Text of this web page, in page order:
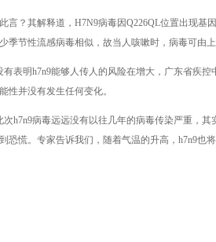
言？其解释道，H7N9病毒因Q226QL位置出现基
季节性流感病毒相似，故当人咳嗽时，病毒可由
表明h7n9能够人传人的风险在增大，广东省疾控
性并没有发生任何变化。
h7n9病毒远远没有以往几年的病毒传染严重，其
恐慌。专家告诉我们，随着气温的升高，h7n9也